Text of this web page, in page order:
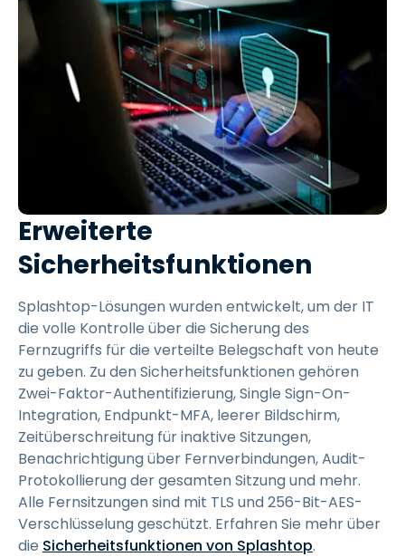
Erweiterte
Sicherheitsfunktionen
Splashtop-Lösungen wurden entwickelt, um der IT
die volle Kontrolle über die Sicherung des
Fernzugriffs für die verteilte Belegschaft von heute
zu geben. Zu den Sicherheitsfunktionen gehören
Zwei-Faktor-Authentifizierung, Single Sign-On-
Integration, Endpunkt-MFA, leerer Bildschirm,
Zeitüberschreitung für inaktive Sitzungen,
Benachrichtigung über Fernverbindungen, Audit-
Protokollierung der gesamten Sitzung und mehr.
Alle Fernsitzungen sind mit TLS und 256-Bit-AES-
Verschlüsselung geschützt. Erfahren Sie mehr über
die Sicherheitsfunktionen von Splashtop.